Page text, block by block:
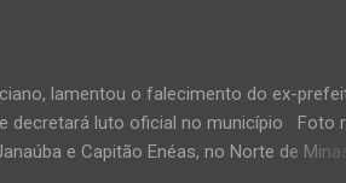
lamentou o falecimento do ex-
decretará luto oficial no município Foto
e Capitão Enéas, no Norte de